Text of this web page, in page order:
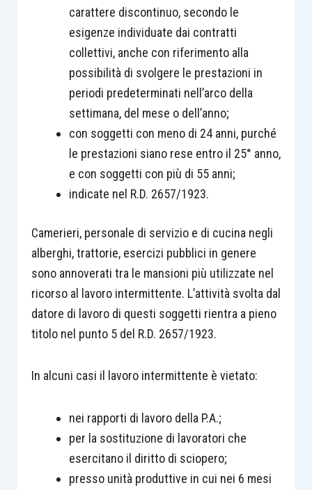
carattere discontinuo, secondo le
esigenze individuate dai contratti
collettivi, anche con riferimento alla
possibilità di svolgere le prestazioni in
periodi predeterminati nell’arco della
settimana, del mese o dell’anno;
con soggetti con meno di 24 anni, purché
le prestazioni siano rese entro il 25° anno,
e con soggetti con più di 55 anni;
indicate nel R.D. 2657/1923.
Camerieri, personale di servizio e di cucina negli
alberghi, trattorie, esercizi pubblici in genere
sono annoverati tra le mansioni più utilizzate nel
ricorso al lavoro intermittente. L’attività svolta dal
datore di lavoro di questi soggetti rientra a pieno
titolo nel punto 5 del R.D. 2657/1923.
In alcuni casi il lavoro intermittente è vietato:
nei rapporti di lavoro della P.A.;
per la sostituzione di lavoratori che
esercitano il diritto di sciopero;
presso unità produttive in cui nei 6 mesi